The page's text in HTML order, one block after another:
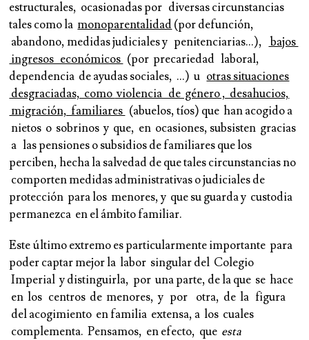
estructurales, ocasionadas por diversas circunstancias
tales como la monoparentalidad(por defunción,
abandono, medidas judiciales y penitenciarias…), bajos
ingresos económicos (por precariedad laboral,
dependencia de ayudas sociales, …) u otras situaciones
desgraciadas, como violencia de género , desahucios,
migración, familiares (abuelos, tíos) que han acogido a
nietos o sobrinos y que, en ocasiones, subsisten gracias
a las pensiones o subsidios de familiares que los
perciben, hecha la salvedad de que tales circunstancias no
comporten medidas administrativas o judiciales de
protección para los menores, y que su guarda y custodia
permanezca en el ámbito familiar.
Este último extremo es particularmente importante para
poder captar mejor la labor singular del Colegio
Imperial y distinguirla, por una parte, de la que se hace
en los centros de menores, y por otra, de la figura
del acogimiento en familia extensa, a los cuales
complementa. Pensamos, en efecto, que esta